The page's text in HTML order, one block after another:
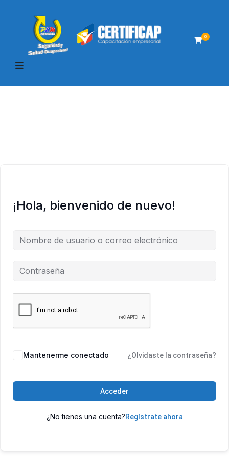
0
¡Hola, bienvenido de nuevo!
Mantenerme conectado ¿Olvidaste la contraseña?
Acceder
¿No tienes una cuenta?Regístrate ahora